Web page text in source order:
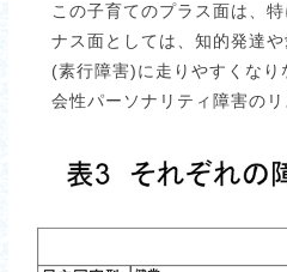
この子育てのプラス面は、
ナス面としては、知的発達
(素行障害)に走りやすくなり
会性パーソナリティ障害のリ